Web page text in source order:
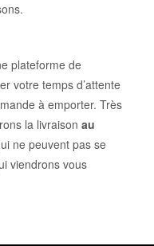
plateforme de
votre temps d’attente
à emporter. Très
la livraison au
ne peuvent pas se
viendrons vous